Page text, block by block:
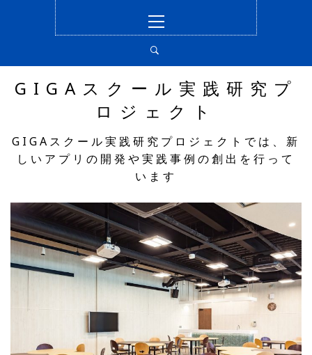
イ
ン
メ
ュ
ー
GIGAスクール実践研究プ
ロジェクト
GIGAスクール実践研究プロジェクトでは、新
しいアプリの開発や実践事例の創出を行って
います